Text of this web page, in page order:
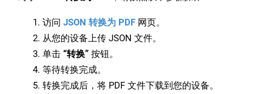
访问 JSON 转换为 PDF 网页。
从您的设备上传 JSON 文件。
单击 “转换” 按钮。
等待转换完成。
转换完成后，将 PDF 文件下载到您的设备。